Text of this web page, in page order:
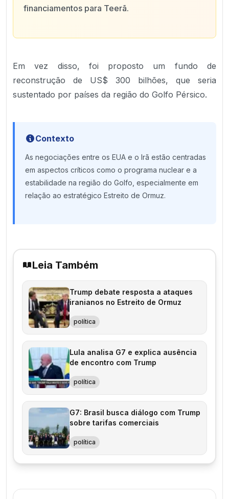
financiamentos para Teerã.
Em vez disso, foi proposto um fundo de
reconstrução de US$ 300 bilhões, que seria
sustentado por países da região do Golfo Pérsico.
Contexto
As negociações entre os EUA e o Irã estão centradas
em aspectos críticos como o programa nuclear e a
estabilidade na região do Golfo, especialmente em
relação ao estratégico Estreito de Ormuz.
Leia Também
Trump debate resposta a ataques
iranianos no Estreito de Ormuz
política
Lula analisa G7 e explica ausência
de encontro com Trump
política
G7: Brasil busca diálogo com Trump
sobre tarifas comerciais
política